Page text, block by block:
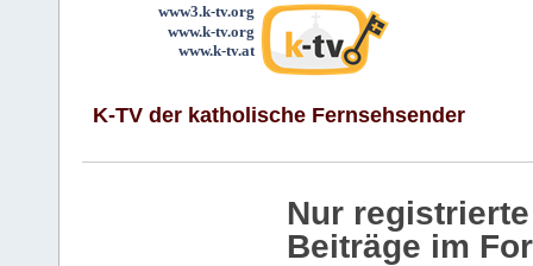
www3.k-tv.org
www.k-tv.org
www.k-tv.at
K-TV der katholische Fernsehsender
Nur
Beiträge im